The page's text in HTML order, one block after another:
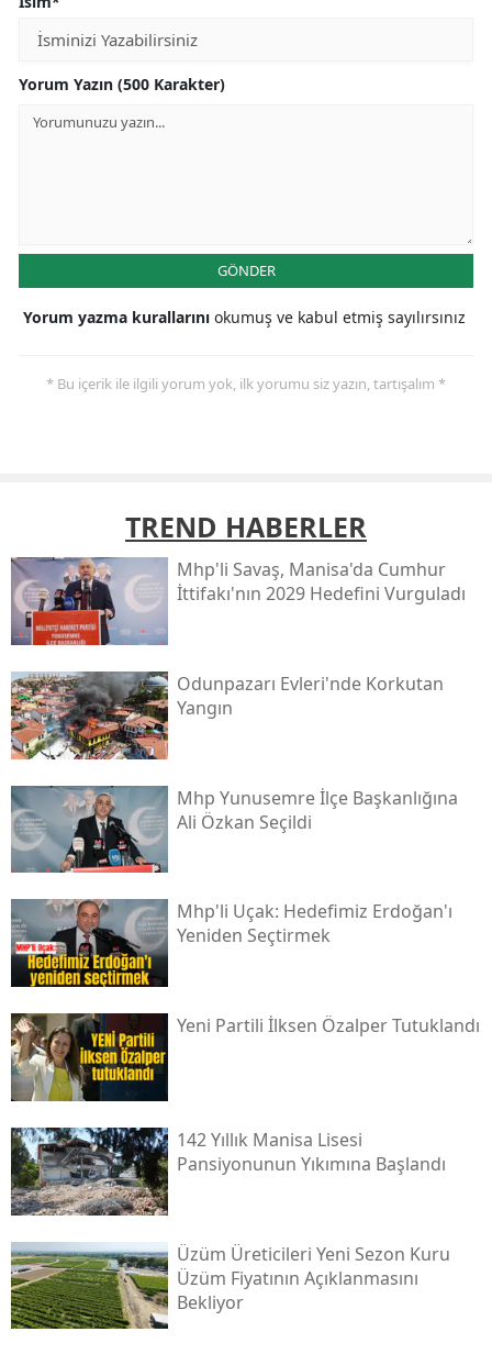
Yorum Yazın (500 Karakter)
GÖNDER
Yorum yazma kurallarını okumuş ve kabul etmiş sayılırsınız
* Bu içerik ile ilgili yorum yok, ilk yorumu siz yazın, tartışalım *
TREND HABERLER
Mhp'li Savaş, Manisa'da Cumhur
İttifakı'nın 2029 Hedefini Vurguladı
Odunpazarı Evleri'nde Korkutan
Yangın
Mhp Yunusemre İlçe Başkanlığına
Ali Özkan Seçildi
Mhp'li Uçak: Hedefimiz Erdoğan'ı
Yeniden Seçtirmek
Yeni̇ Partili İlksen Özalper Tutuklandı
142 Yıllık Manisa Lisesi
Pansiyonunun Yıkımına Başlandı
Üzüm Üreticileri Yeni Sezon Kuru
Üzüm Fiyatının Açıklanmasını
Bekliyor